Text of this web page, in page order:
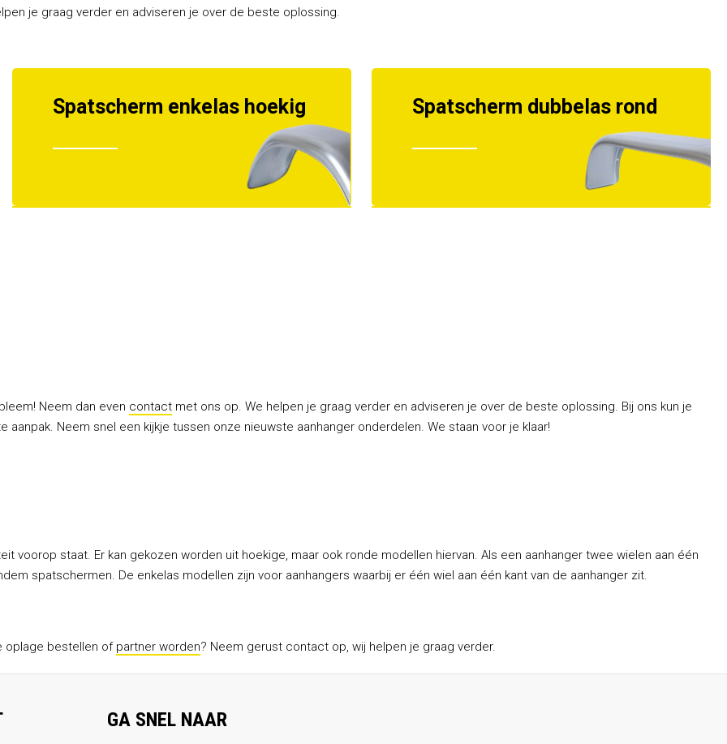
je graag verder en adviseren je over de beste oplossing.
Spatscherm enkelas hoekig Spatscherm dubbelas rond
Neem dan even contact met ons op. We helpen je graag verder en adviseren je over de beste oplossing. Bij ons kun je
Neem snel een kijkje tussen onze nieuwste aanhanger onderdelen. We staan voor je klaar!
voorop staat. Er kan gekozen worden uit hoekige, maar ook ronde modellen hiervan. Als een aanhanger twee wielen aan één
spatschermen. De enkelas modellen zijn voor aanhangers waarbij er één wiel aan één kant van de aanhanger zit.
oplage bestellen of partner worden? Neem gerust contact op, wij helpen je graag verder.
GA SNEL NAAR